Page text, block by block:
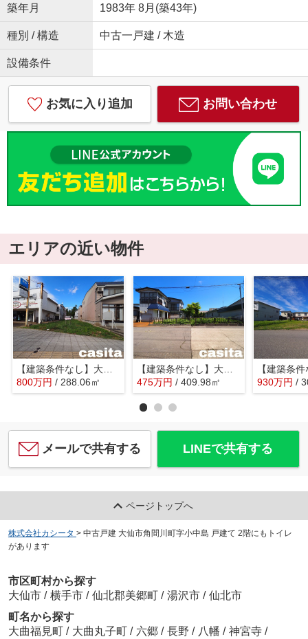
築年月 1983年 8月(築43年)
種別 / 構造 中古一戸建 / 木造
設備条件
お気に入り追加 お問い合わせ
エリアの近い物件
【建築条件なし】大仙市大曲須和町 南北両面道路の土地物件
800万円 / 288.06㎡
【建築条件なし】大仙市大曲戸巻町 １２４坪区画の整った住宅街の南側道路 解体更地渡し
475万円 / 409.98㎡ 930万円 /
メールで共有する LINEで共有する
ページトップへ
株式会社カシータ > 中古戸建 大仙市角間川町字小中島 戸建て 2階にもトイレ
があります
市区町村から探す
大仙市 / 横手市 / 仙北郡美郷町 / 湯沢市 / 仙北市
町名から探す
大曲福見町 / 大曲丸子町 / 六郷 / 長野 / 八幡 / 神宮寺 /